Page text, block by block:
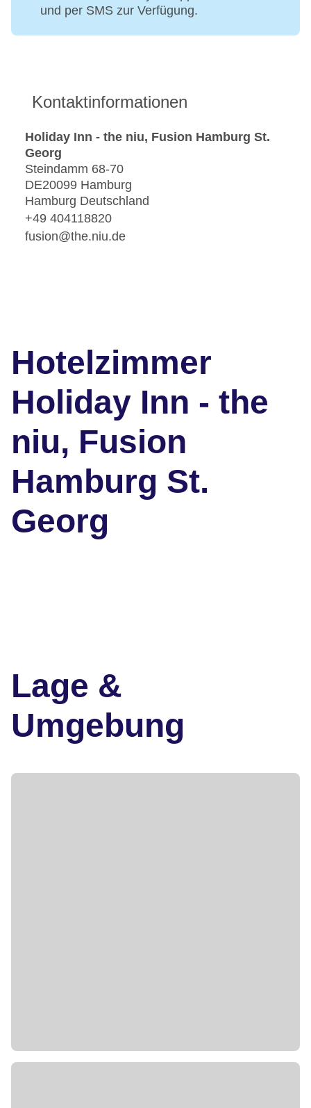
und per SMS zur Verfügung.
Kontaktinformationen
Holiday Inn - the niu, Fusion Hamburg St.
Georg
Steindamm 68-70
DE20099 Hamburg
Hamburg Deutschland
+49 404118820
fusion@the.niu.de
Hotelzimmer
Holiday Inn - the
niu, Fusion
Hamburg St.
Georg
Lage &
Umgebung